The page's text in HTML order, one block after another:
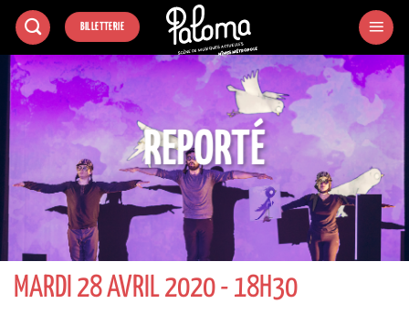
Passer
contenu
BILLETTERIE
REPORTÉ
MARDI 28 AVRIL 2020 - 18H30